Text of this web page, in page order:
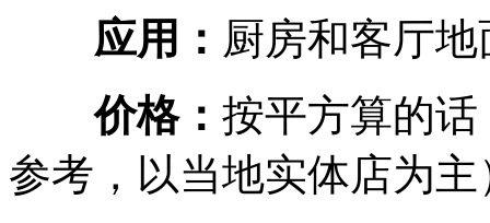
应用： 厨房和客厅
价格： 按平方算的
参考，以当地实体店为主